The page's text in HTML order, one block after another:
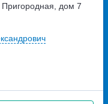
Пригородная, дом 7